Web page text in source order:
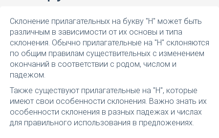
Склонение прилагательных на букву "Н" может быть
различным в зависимости от их основы и типа
склонения. Обычно прилагательные на "Н" склоняются
по общим правилам существительных с изменением
окончаний в соответствии с родом, числом и
падежом.
Также существуют прилагательные на "Н", которые
имеют свои особенности склонения. Важно знать их
особенности склонения в разных падежах и числах
для правильного использования в предложениях.